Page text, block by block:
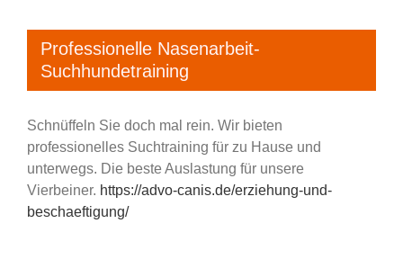
Professionelle Nasenarbeit-
Suchhundetraining
Schnüffeln Sie doch mal rein. Wir bieten
professionelles Suchtraining für zu Hause und
unterwegs. Die beste Auslastung für unsere
Vierbeiner. https://advo-canis.de/erziehung-und-
beschaeftigung/